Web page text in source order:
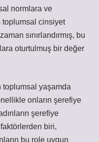
normlara ve
toplumsal cinsiyet
sınırlandırmış, bu
oturtulmuş bir değer
toplumsal yaşamda
onların şerefiye
şerefiye
biri,
bu role uygun